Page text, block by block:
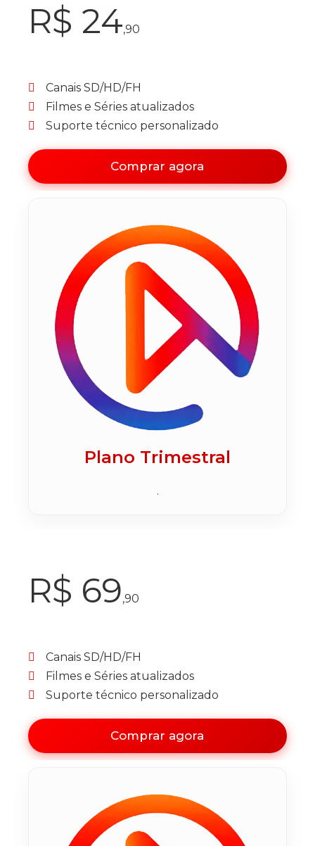
R$ 24,90
Canais SD/HD/FH
Filmes e Séries atualizados
Suporte técnico personalizado
Comprar agora
Plano Trimestral
.
R$ 69,90
Canais SD/HD/FH
Filmes e Séries atualizados
Suporte técnico personalizado
Comprar agora